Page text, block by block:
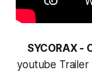
SYCORAX-
youtube Trailer